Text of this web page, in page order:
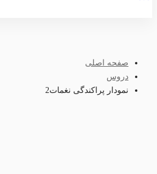
صفحه اصلی
دروس
نمودار پراکندگی نغمات2